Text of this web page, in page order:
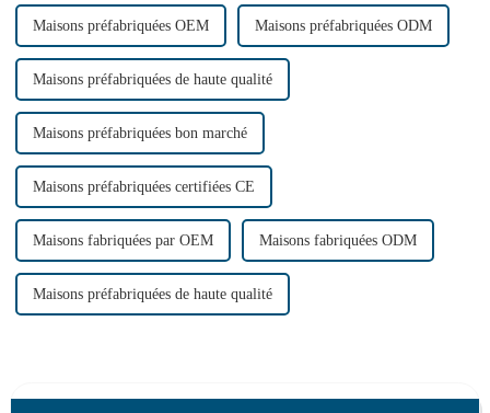
Maisons préfabriquées OEM Maisons préfabriquées ODM
Maisons préfabriquées de haute qualité
Maisons préfabriquées bon marché
Maisons préfabriquées certifiées CE
Maisons fabriquées par OEM Maisons fabriquées ODM
Maisons préfabriquées de haute qualité